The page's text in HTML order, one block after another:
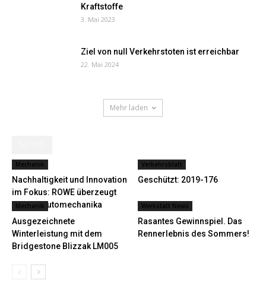
Kraftstoffe
3. Mai 2023
Ziel von null Verkehrstoten ist erreichbar
22. Mai 2024
Mehr laden
Mechanik
Nachhaltigkeit und Innovation
im Fokus: ROWE überzeugt
auf der Automechanika
Verkehrsblatt
Geschützt: 2019-176
Mechanik
Ausgezeichnete
Winterleistung mit dem
Bridgestone Blizzak LM005
Werkstatt News
Rasantes Gewinnspiel. Das
Rennerlebnis des Sommers!